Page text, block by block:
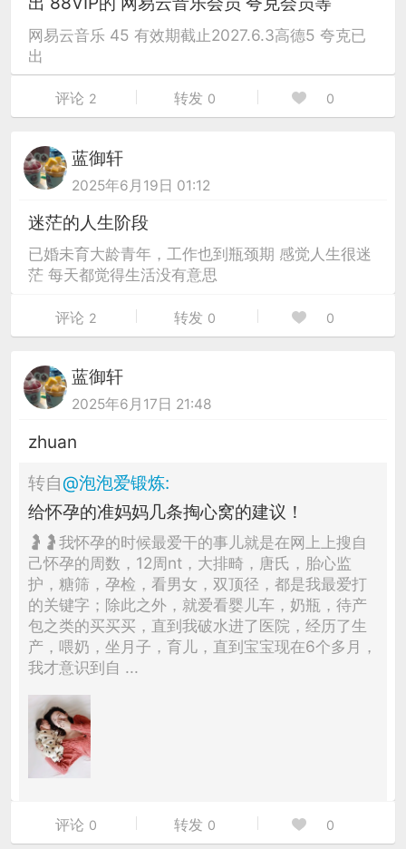
网易云音乐 45 有效期截止2027.6.3高德5 夸克已
出
评论 2 转发 0 0
蓝御轩
2025年6月19日 01:12
迷茫的人生阶段
已婚未育大龄青年，工作也到瓶颈期 感觉人生很迷
茫 每天都觉得生活没有意思
评论 2 转发 0 0
蓝御轩
2025年6月17日 21:48
zhuan
转自@泡泡爱锻炼:
给怀孕的准妈妈几条掏心窝的建议！
🤰🤰我怀孕的时候最爱干的事儿就是在网上上搜自
己怀孕的周数，12周nt，大排畸，唐氏，胎心监
护，糖筛，孕检，看男女，双顶径，都是我最爱打
的关键字；除此之外，就爱看婴儿车，奶瓶，待产
包之类的买买买，直到我破水进了医院，经历了生
产，喂奶，坐月子，育儿，直到宝宝现在6个多月，
我才意识到自 ...
评论 0 转发 0 0